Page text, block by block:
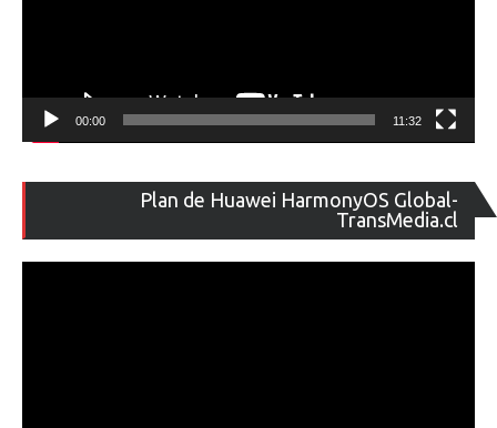
00:00 11:32
Plan de Huawei HarmonyOS Global-
TransMedia.cl
de